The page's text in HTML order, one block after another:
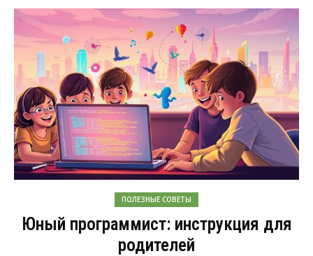
ПОЛЕЗНЫЕ СОВЕТЫ
Юный программист: инструкция для
родителей